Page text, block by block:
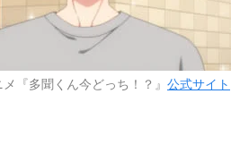
『多聞くん今どっち！？』 公式サイト